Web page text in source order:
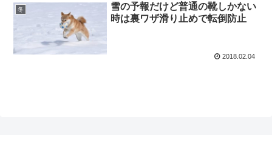
冬
雪の予報だけど普通の靴しかない
時は裏ワザ滑り止めで転倒防止
2018.02.04